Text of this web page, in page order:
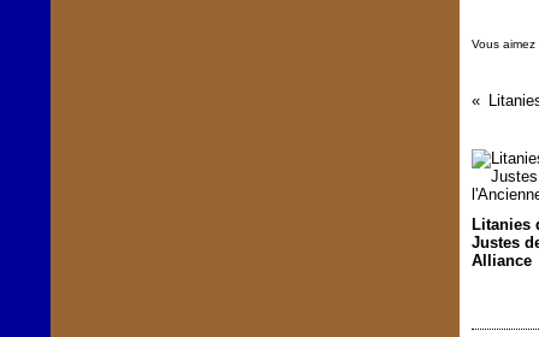
Vous aimez
Litanies
Justes
Alliance